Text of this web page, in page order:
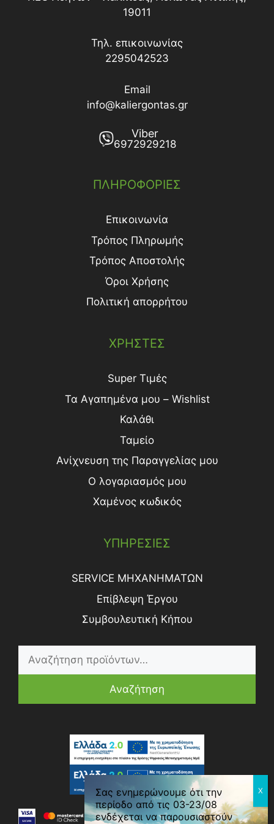
19011
Τηλ. επικοινωνίας
2295042523
Email
info@kaliergontas.gr
Viber
6972929218
ΠΛΗΡΟΦΟΡΙΕΣ
Επικοινωνία
Τρόπος Πληρωμής
Τρόπος Aποστολής
Όροι Χρήσης
Πολιτική απορρήτου
ΧΡΗΣΤΕΣ
Super Τιμές
Τα Αγαπημένα μου – Wishlist
Καλάθι
Ταμείο
Ανίχνευση της Παραγγελίας μου
Ο λογαριασμός μου
Χαμένος κωδικός
ΥΠΗΡΕΣΙΕΣ
SERVICE ΜΗΧΑΝΗΜΑΤΩΝ
Επίβλεψη Έργου
Συμβουλευτική Κήπου
Αναζήτηση
Σας ενημερώνουμε ότι την
περίοδο από τις 03-23/08
ενδέχεται να παρουσιαστούν